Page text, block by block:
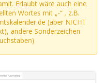
Erlaubt wäre auch eine
Wortes mit „-“ , z.B.
(aber NICHT
andere Sonderzeichen